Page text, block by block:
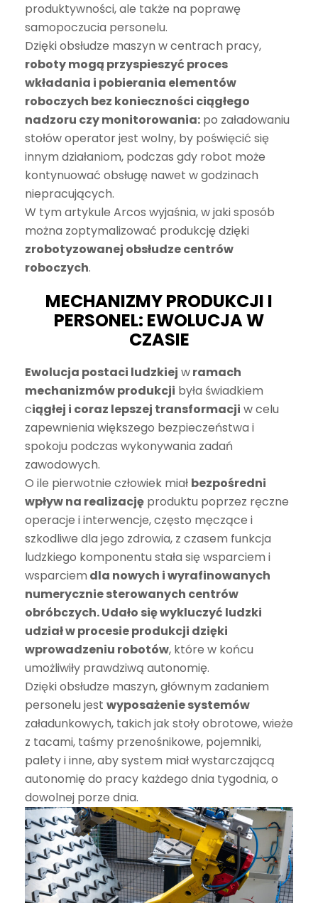
produktywności, ale także na poprawę
samopoczucia personelu.
Dzięki obsłudze maszyn w centrach pracy,
roboty mogą przyspieszyć proces
wkładania i pobierania elementów
roboczych bez konieczności ciągłego
nadzoru czy monitorowania: po załadowaniu
stołów operator jest wolny, by poświęcić się
innym działaniom, podczas gdy robot może
kontynuować obsługę nawet w godzinach
niepracujących.
W tym artykule Arcos wyjaśnia, w jaki sposób
można zoptymalizować produkcję dzięki
zrobotyzowanej obsłudze centrów
roboczych.
MECHANIZMY PRODUKCJI I
PERSONEL: EWOLUCJA W
CZASIE
Ewolucja postaci ludzkiej wramach
mechanizmów produkcji była świadkiem
ciągłej i coraz lepszej transformacji w celu
zapewnienia większego bezpieczeństwa i
spokoju podczas wykonywania zadań
zawodowych.
O ile pierwotnie człowiek miał bezpośredni
wpływ na realizację produktu poprzez ręczne
operacje i interwencje, często męczące i
szkodliwe dla jego zdrowia, z czasem funkcja
ludzkiego komponentu stała się wsparciem i
wsparciem dla nowych i wyrafinowanych
numerycznie sterowanych centrów
obróbczych. Udało się wykluczyć ludzki
udział w procesie produkcji dzięki
wprowadzeniu robotów, które w końcu
umożliwiły prawdziwą autonomię.
Dzięki obsłudze maszyn, głównym zadaniem
personelu jest wyposażenie systemów
załadunkowych, takich jak stoły obrotowe, wieże
z tacami, taśmy przenośnikowe, pojemniki,
palety i inne, aby system miał wystarczającą
autonomię do pracy każdego dnia tygodnia, o
dowolnej porze dnia.